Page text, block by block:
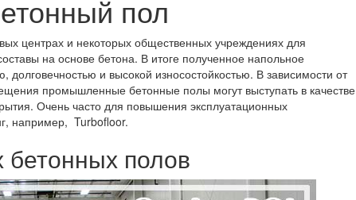
пол
центрах и некоторых общественных учреждениях для
на основе бетона. В итоге полученное напольное
и высокой износостойкостью. В зависимости от
промышленные бетонные полы могут выступать в качестве
Очень часто для повышения эксплуатационных
например, Turbofloor.
полов